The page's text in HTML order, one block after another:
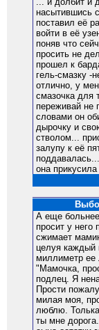
насытившись
поставил её
войти в её
поняв что
просить не
прошел к
гель-смазку -
отлично, у
смазочка для
переживай не
словами он
дырочку и
стволом...
залупу к её
она прикусила
А еще
просит у
сжимает
целуя каждый
миллиметр ее
"Мамочка,
подлец. Я
Прости
милая моя,
люблю.
ты мне